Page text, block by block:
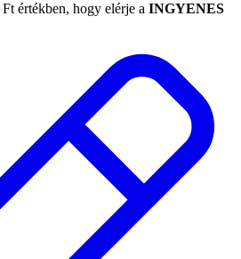
Ft értékben, hogy elérje a INGYENES